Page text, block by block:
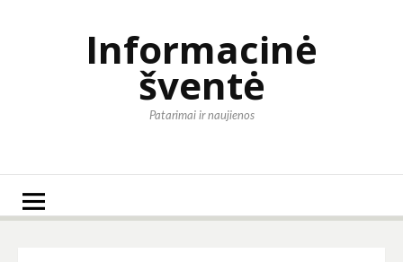
Informacinė
šventė
Patarimai ir naujienos